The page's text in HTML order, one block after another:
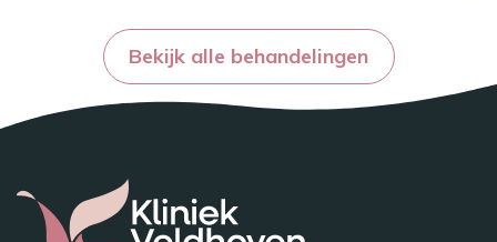
Bekijk alle behandelingen